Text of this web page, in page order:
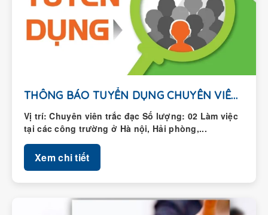
THÔNG BÁO TUYỂN DỤNG CHUYÊN VIÊN TRẮC ĐẠC
Vị trí: Chuyên viên trắc đạc Số lượng: 02 Làm việc
tại các công trường ở Hà nội, Hải phòng,...
Xem chi tiết